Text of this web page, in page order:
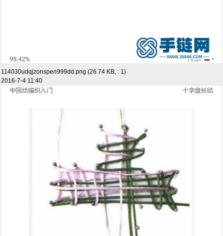
114030udqjzonspen999dd.png (26.74 KB, : 1)
2016-7-4 11:40